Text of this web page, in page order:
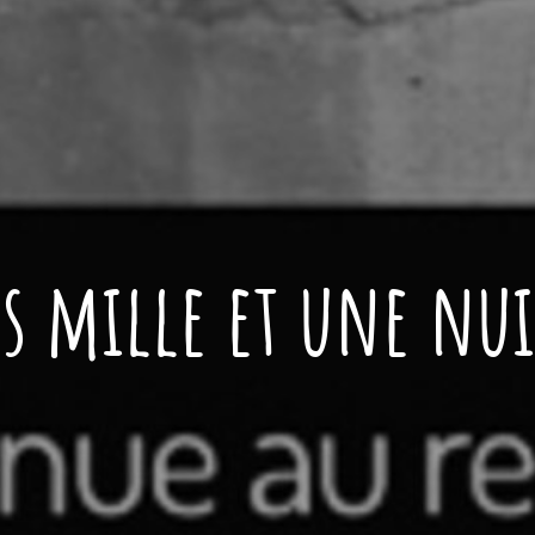
mille et une